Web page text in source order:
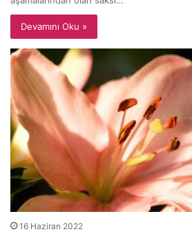
Devamını Oku »
16 Haziran 2022